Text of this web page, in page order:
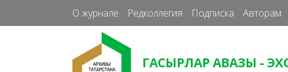
О журнале Редколлегия Подписка Авторам
ГАСЫРЛАР АВАЗЫ -